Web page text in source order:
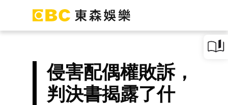
侵害配偶權敗訴，
判決書揭露了什